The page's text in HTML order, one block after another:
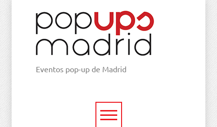
Eventos pop-up de Madrid